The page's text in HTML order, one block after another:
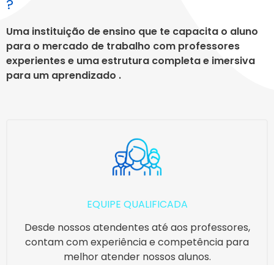
?
Uma instituição de ensino que te capacita o aluno
para o mercado de trabalho com professores
experientes e uma estrutura completa e imersiva
para um aprendizado .
EQUIPE QUALIFICADA
Desde nossos atendentes até aos professores,
contam com experiência e competência para
melhor atender nossos alunos.